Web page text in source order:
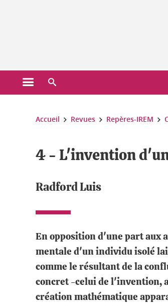
Ouvrir le menu principal
Vous êtes ici :
Accueil Revues Repères-IREM
4 - L'invention
Radford Luis
En opposition d'une part aux
mentale d'un individu isolé
comme le résultant de la
concret -celui de l'invention,
création mathématique